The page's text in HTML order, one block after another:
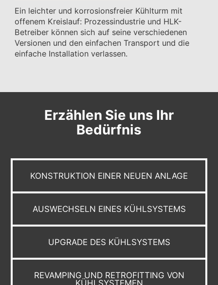
Ein leichter und korrosionsfreier Kühlturm mit
offenem Kreislauf: Prozessindustrie und HLK-
Betreiber können sich auf seine verschiedenen
Versionen und den einfachen Transport und die
einfache Installation verlassen.
Erzählen Sie uns Ihr
Bedürfnis
KONSTRUKTION EINER NEUEN ANLAGE
AUSWECHSELN EINES KÜHLSYSTEMS
UPGRADE DES KÜHLSYSTEMS
REVAMPING UND RETROFITTING VON
KÜHLSYSTEMEN